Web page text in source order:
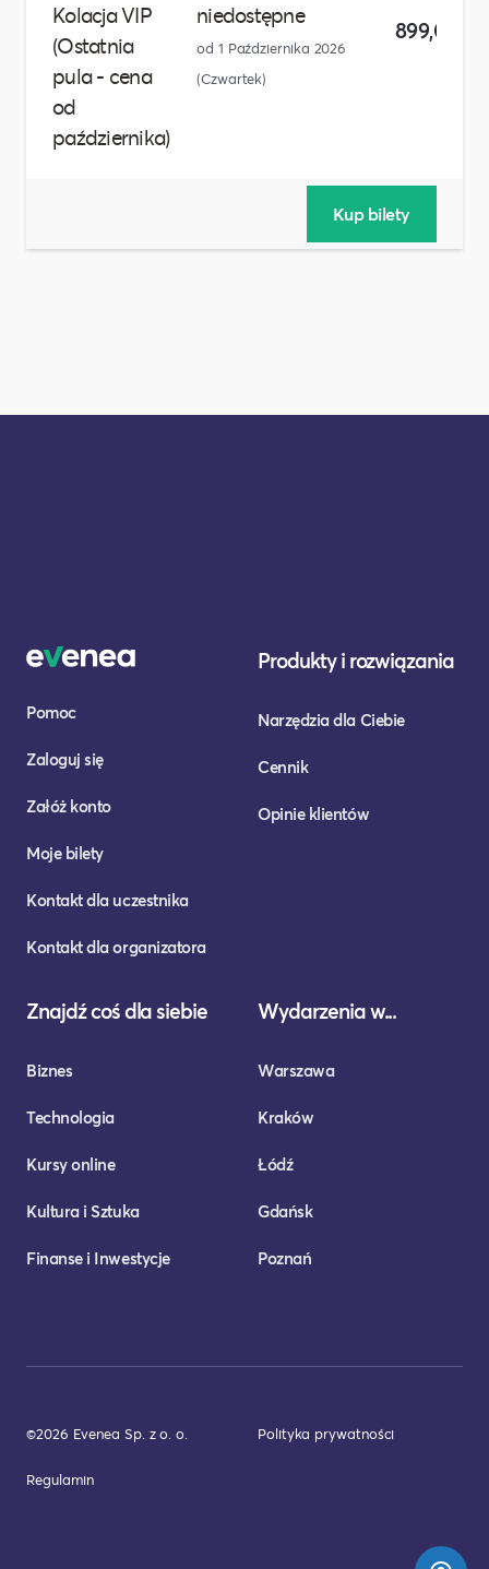
Kolacja VIP
(Ostatnia
pula - cena
od
października)
niedostępne
od 1 Października 2026
(Czwartek)
899,00 zł
Pomoc
Zaloguj się
Załóż konto
Moje bilety
Kontakt dla uczestnika
Kontakt dla organizatora
Produkty i rozwiązania
Narzędzia dla Ciebie
Cennik
Opinie klientów
Znajdź coś dla siebie
Biznes
Technologia
Kursy online
Kultura i Sztuka
Finanse i Inwestycje
Wydarzenia w...
Warszawa
Kraków
Łódź
Gdańsk
Poznań
©2026 Evenea Sp. z o. o. Polityka prywatności
Regulamin